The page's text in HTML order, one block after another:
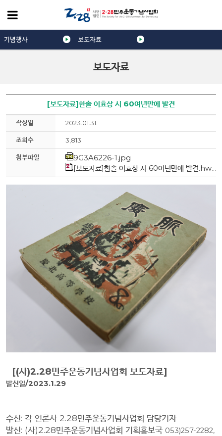
보도자료
기념행사 보도자료
[보도자료]한솔 이효상 시 60여년만에 발견
작성일 2023.01.31.
조회수 3,813
첨부파일
9G3A6226-1.jpg
[보도자료]한솔 이효상 시 60여년만에 발견.hwp
[(사)2.28민주운동기념사업회 보도자료]
발신일/2023.1.29
수신: 각 언론사 2.28민주운동기념사업회 담당기자
발신: (사)2.28민주운동기념사업회 기획홍보국 053)257-2282,